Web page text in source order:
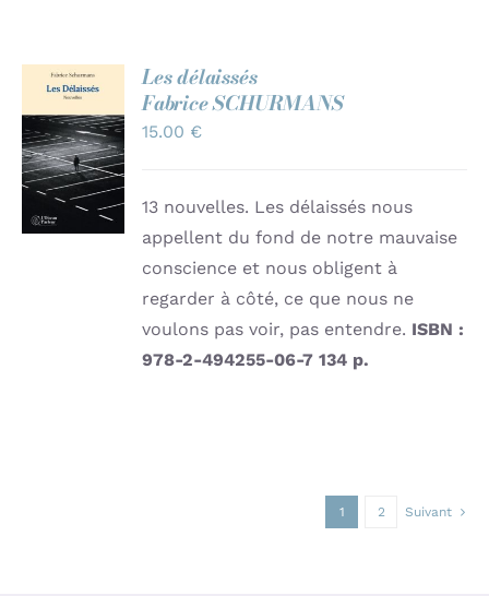
AU
PANIER
/
DÉTAILS
Les délaissés
Fabrice SCHURMANS
15.00 €
13 nouvelles. Les délaissés nous
appellent du fond de notre mauvaise
conscience et nous obligent à
regarder à côté, ce que nous ne
voulons pas voir, pas entendre. ISBN :
978-2-494255-06-7134 p.
1 2 Suivant